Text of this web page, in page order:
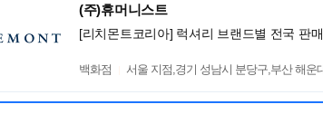
(주)휴머니스트
[리치몬트코리아] 럭셔리 브랜드별 전국 판
백화점 서울 지점,경기 성남시 분당구,부산 해운